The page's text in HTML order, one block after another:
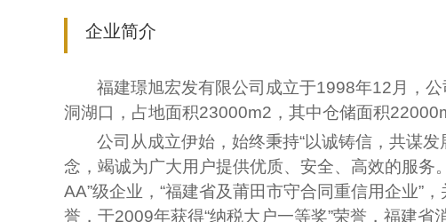
企业简介
福建璟旭宏发有限公司成立于1998年12月，
洞湖口，占地面积23000m2，其中仓储面积
公司从成立伊始，始终秉持“以诚铸信，共谋
念，竭诚为广大用户提供优质、安全、高效的服务
AA”级企业，“福建省及莆田市守合同重信用企业”
誉，于2009年获得“纳税大户一等奖”荣誉，福建